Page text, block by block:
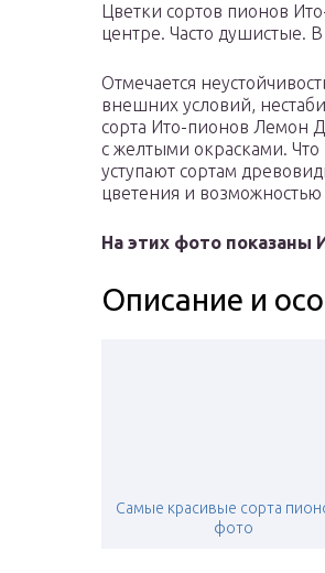
Цветки сортов пионов
центре. Часто душистые.
Отмечается
внешних условий,
сорта Ито-пионов Лемон
с желтыми окрасками. Что
уступают сортам
цветения и
На этих фото показаны
Описание и
Самые красивые сорта
фото